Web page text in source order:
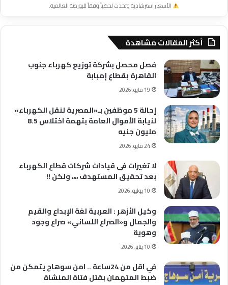
الأسعار استرشادية وتحدث لحظياً وفقاً للبورصة العالمية.
أكثر المقالات مشاهدة
فصل محصل بشركة توزيع كهرباء جنوب
القاهرة بقطاع إمبابة
19 مايو، 2026
إحالة 5 موظفين بـ«المصرية لنقل الكهرباء»
لنيابة الأموال العامة بتهمة اختلاس 8.5
مليون جنيه
24 مايو، 2026
لا تغيرات فى قيادات شركات قطاع الكهرباء
بعد تحقيق المستهدف ،،،، ولكن !!
10 يوليو، 2026
وكيل الأزهر : العربية لغة الإبداع والقيم
والجمال و«الصراع اللساني» صراع وجود
وهوية
10 يناير، 2026
في اقل من 24ساعة .. امن سوهاج يتمكن من
ضبط المتهمان بقتل فتاة المنشاة